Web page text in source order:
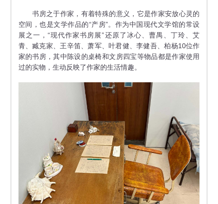
书房之于作家，有着特殊的意义，它是作家安放心灵的
空间，也是文学作品的“产房”。作为中国现代文学馆的常设
展之一，“现代作家书房展”还原了冰心、曹禺、丁玲、艾
青、臧克家、王辛笛、萧军、叶君健、李健吾、柏杨10位作
家的书房，其中陈设的桌椅和文房四宝等物品都是作家使用
过的实物，生动反映了作家的生活情趣。